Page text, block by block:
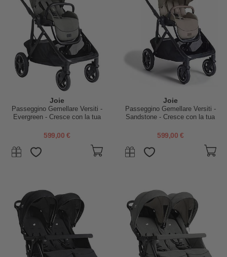
Joie
Passeggino Gemellare Versiti -
Evergreen - Cresce con la tua
599,00 €
Joie
Passeggino Gemellare Versiti -
Sandstone - Cresce con la tua
599,00 €